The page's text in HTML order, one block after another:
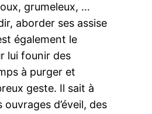
grumeleux, …
aborder ses assise
également le
lui founir des
à purger et
geste. Il sait à
d’éveil, des